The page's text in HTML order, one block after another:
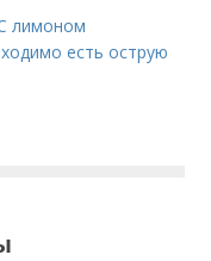
лимоном
есть острую